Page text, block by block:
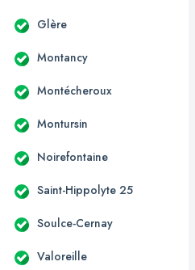
Glère
Montancy
Montécheroux
Montursin
Noirefontaine
Saint-Hippolyte 25
Soulce-Cernay
Valoreille